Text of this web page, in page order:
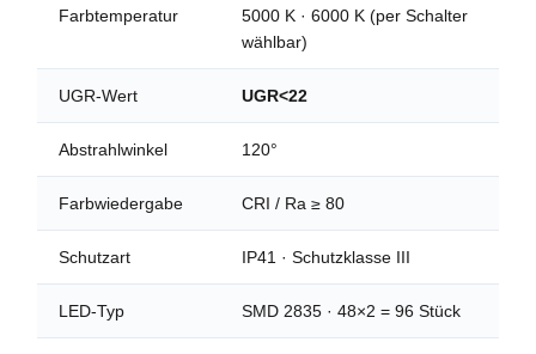
Farbtemperatur
5000 K · 6000 K (per Schalter
wählbar)
UGR-Wert UGR<22
Abstrahlwinkel 120°
Farbwiedergabe CRI / Ra ≥ 80
Schutzart IP41 · Schutzklasse III
LED-Typ SMD 2835 · 48×2 = 96 Stück